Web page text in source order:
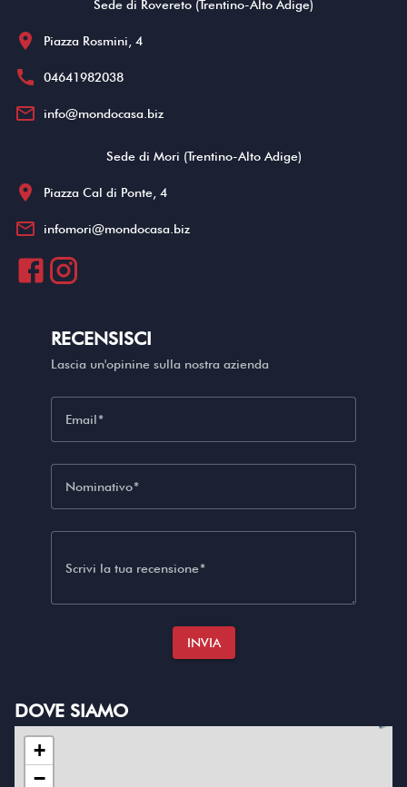
Sede di Rovereto (Trentino-Alto Adige)
location_on Piazza Rosmini, 4
call 04641982038
mail_outline info@mondocasa.biz
Sede di Mori (Trentino-Alto Adige)
location_on Piazza Cal di Ponte, 4
mail_outline infomori@mondocasa.biz
RECENSISCI
Lascia un'opinine sulla nostra azienda
Email
Nominativo
Scrivi la tua recensione
INVIA
DOVE SIAMO
+
−